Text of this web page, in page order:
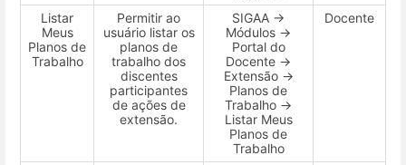
Listar
Meus
Planos de
Trabalho
Permitir ao
usuário listar os
planos de
trabalho dos
discentes
participantes
de ações de
extensão.
SIGAA →
Módulos →
Portal do
Docente →
Extensão →
Planos de
Trabalho →
Listar Meus
Planos de
Trabalho
Docente